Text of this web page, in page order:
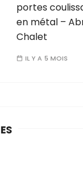
portes
en métal –
Chalet
IL Y A 5 MOIS